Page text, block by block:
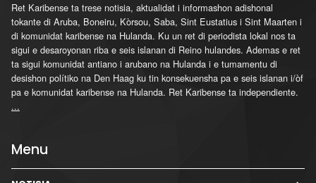
Ret Karibense ta trese notisia, aktualidat i informashon adishonal
tokante di Aruba, Boneiru, Kòrsou, Saba, Sint Eustatius i Sint Maarten i
di komunidat karibense na Hulanda. Ku un ret di periodista lokal nos ta
sigui e desaroyonan riba e seis islanan di Reino hulandes. Ademas e ret
ta sigui komunidat antiano i arubano na Hulanda i e tumamentu di
desishon polítiko na Den Haag ku tin konsekuensha pa e seis islanan i/òf
pa e komunidat karibense na Hulanda. Ret Karibense ta independiente.
...
Menu